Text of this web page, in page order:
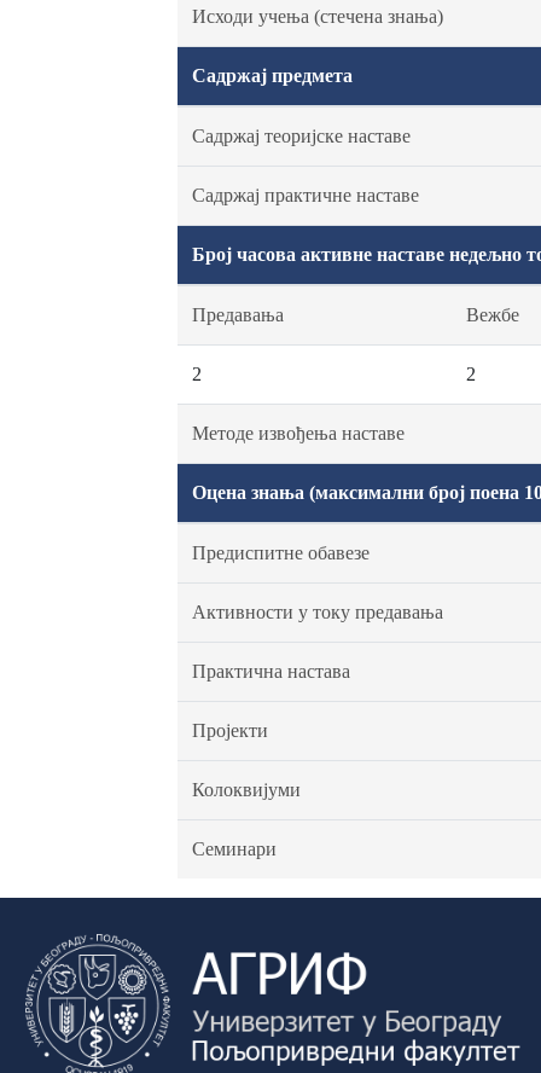
Исходи учења (стечена знања)
Садржај предмета
Садржај теоријске наставе
Садржај практичне наставе
Број часова активне наставе недељно
Предавања Вежбе
2 2
Методе извођења наставе
Оцена знања (максимални број поена
Предиспитне обавезе
Активности у току предавања
Практична настава
Пројекти
Колоквијуми
Семинари